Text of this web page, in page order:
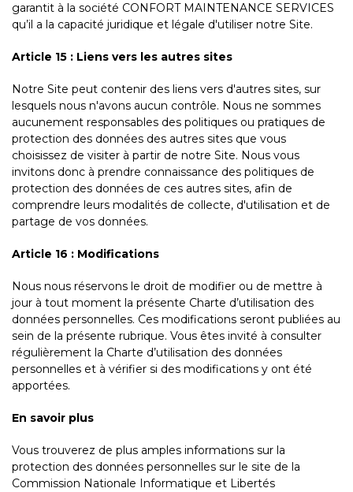
garantit à la société CONFORT MAINTENANCE SERVICES
qu’il a la capacité juridique et légale d'utiliser notre Site.
Article 15 : Liens vers les autres sites
Notre Site peut contenir des liens vers d'autres sites, sur
lesquels nous n'avons aucun contrôle. Nous ne sommes
aucunement responsables des politiques ou pratiques de
protection des données des autres sites que vous
choisissez de visiter à partir de notre Site. Nous vous
invitons donc à prendre connaissance des politiques de
protection des données de ces autres sites, afin de
comprendre leurs modalités de collecte, d'utilisation et de
partage de vos données.
Article 16 : Modifications
Nous nous réservons le droit de modifier ou de mettre à
jour à tout moment la présente Charte d’utilisation des
données personnelles. Ces modifications seront publiées au
sein de la présente rubrique. Vous êtes invité à consulter
régulièrement la Charte d’utilisation des données
personnelles et à vérifier si des modifications y ont été
apportées.
En savoir plus
Vous trouverez de plus amples informations sur la
protection des données personnelles sur le site de la
Commission Nationale Informatique et Libertés